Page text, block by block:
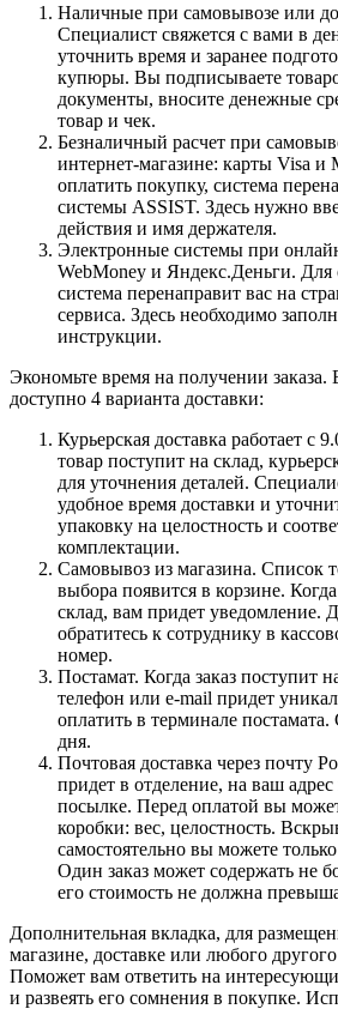
Наличные при самовывозе или
Специалист свяжется с вами в
уточнить время и заранее
купюры. Вы подписываете
документы, вносите денежные
товар и чек.
Безналичный расчет при
интернет-магазине: карты Visa и
оплатить покупку, система
системы ASSIST. Здесь нужно
действия и имя держателя.
Электронные системы при
WebMoney и Яндекс.Деньги.
система перенаправит вас на
сервиса. Здесь необходимо
инструкции.
Экономьте время на получении заказа.
доступно 4 варианта доставки:
Курьерская доставка работает с
товар поступит на склад,
для уточнения деталей.
удобное время доставки и
упаковку на целостность и
комплектации.
Самовывоз из магазина. Список
выбора появится в корзине.
склад, вам придет уведомление.
обратитесь к сотруднику в
номер.
Постамат. Когда заказ поступит
телефон или e-mail придет
оплатить в терминале
дня.
Почтовая доставка через почту
придет в отделение, на ваш
посылке. Перед оплатой вы
коробки: вес, целостность.
самостоятельно вы можете
Один заказ может содержать не
его стоимость не должна
Дополнительная вкладка, для
магазине, доставке или любого
Поможет вам ответить на
и развеять его сомнения в покупке.